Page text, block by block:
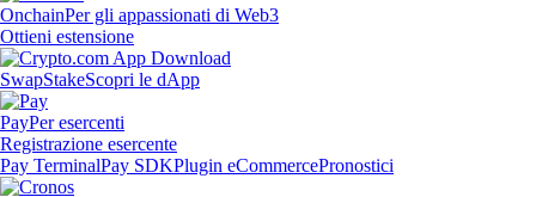
OnchainPer gli appassionati di Web3
Ottieni estensione
SwapStakeScopri le dApp
PayPer esercenti
Registrazione esercente
Pay TerminalPay SDKPlugin eCommercePronostici